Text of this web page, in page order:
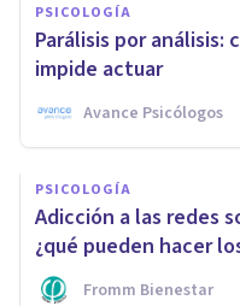
PSICOLOGÍA
Parálisis por análisis:
impide actuar
Avance Psicólogos
PSICOLOGÍA
Adicción a las redes
¿qué pueden hacer
Fromm Bienestar